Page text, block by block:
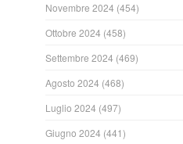
Novembre 2024 (454)
Ottobre 2024 (458)
Settembre 2024 (469)
Agosto 2024 (468)
Luglio 2024 (497)
Giugno 2024 (441)